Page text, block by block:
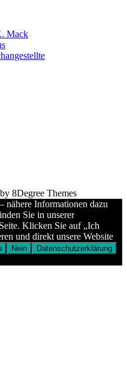
Mack
by 8Degree Themes
nähere Informationen dazu
Sie in unserer
Klicken Sie auf „Ich
und direkt unsere Website
Nein Datenschutzerklärung